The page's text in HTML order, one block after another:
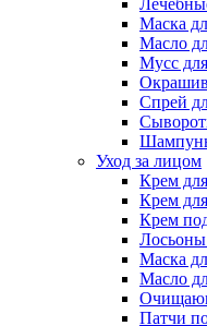
Маска
Масло
Мусс
Спрей
Уход за лицом
Крем
Крем
Крем
Лосьоны
Маска
Масло
Патчи